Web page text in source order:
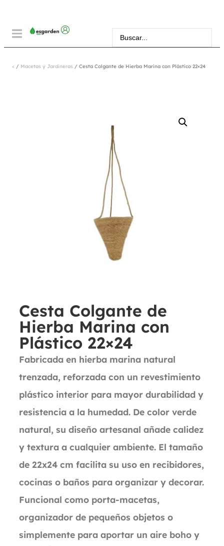
< / Macetas y Jardineras / Cesta Colgante de Hierba Marina con Plástico 22×24
Cesta Colgante de
Hierba Marina con
Plástico 22×24
Fabricada en hierba marina natural
trenzada, reforzada con un revestimiento
plástico interior para mayor durabilidad y
resistencia a la humedad. De color verde
natural, su diseño artesanal añade calidez
y textura a cualquier ambiente. El tamaño
de 22x24 cm facilita su uso en recibidores,
cocinas o baños para organizar y decorar.
Funcional como porta-macetas,
organizador de pequeños objetos o
simplemente para aportar un aire boho y